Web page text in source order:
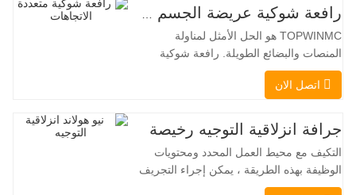
TOPWINMC هو الحل الأمثل لمناولة
المنصات والبضائع الطويلة. رافعة شوكية
ثنائية الاستخدام، تجمع بين مزايا الرافعة
الشوكية والرافعة الجانبية. محركها الكهربائي
بزاوية 360 درجة، يُمكّنان من تغيير الاتجاه
بسلاسة دون انقطاع في تدفق الحمولة، مما
يجعل TOPWINMC
اتصل الان
جرافة انزلاقية التوجيه رخيصة
التكيف مع محيط العمل المحدد ومحتويات
الوظيفة بهذه الطريقة ، يمكن إجراء التجريف
، التراص ، الرفع ، الحفر ، الحفر ، السحق ،